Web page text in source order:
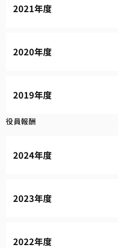
2021年度
2020年度
2019年度
役員報酬
2024年度
2023年度
2022年度